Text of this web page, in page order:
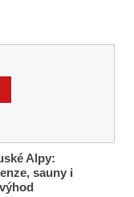
Alpy:
sauny i